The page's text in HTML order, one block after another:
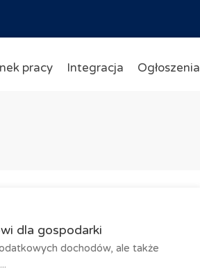
pracy Integracja Ogłoszenia
dla gospodarki
dochodów, ale także